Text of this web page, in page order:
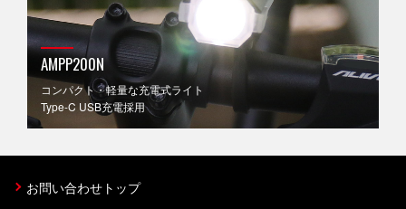
AMPP200N
コンパクト・軽量な充電式ライト
Type-C USB充電採用
お問い合わせトップ